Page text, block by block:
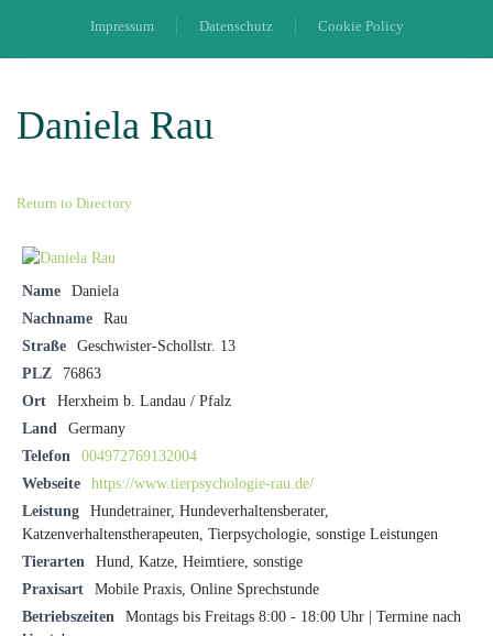
Impressum Datenschutz Cookie Policy
Daniela Rau
Return to Directory
Name
Daniela
Nachname
Rau
Straße
Geschwister-Schollstr. 13
PLZ
76863
Ort
Herxheim b. Landau / Pfalz
Land
Germany
Telefon
004972769132004
Webseite
https://www.tierpsychologie-rau.de/
Leistung
Hundetrainer, Hundeverhaltensberater,
Katzenverhaltenstherapeuten, Tierpsychologie, sonstige Leistungen
Tierarten
Hund, Katze, Heimtiere, sonstige
Praxisart
Mobile Praxis, Online Sprechstunde
Betriebszeiten
Montags bis Freitags 8:00 - 18:00 Uhr | Termine nach